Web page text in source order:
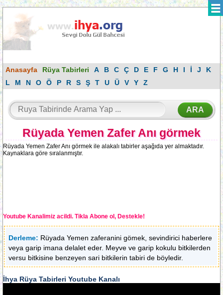
Anasayfa Rüya Tabirleri A B C Ç D E F G H I İ J
K
L
M N O Ö P R S Ş T U Ü V Y Z
Rüyada Yemen Zafer Anı görmek
Rüyada Yemen Zafer Anı görmek ile alakalı tabirler aşağıda yer almaktadır.
Kaynaklara göre sıralanmıştır.
Youtube Kanalimiz acildi. Tikla Abone ol, Destekle!
Derleme: Rüyada Yemen zaferanini gömek, sevindirici haberlere
veya garip imana delalet eder. Meyve ve garip kokulu bitkilerden
versu bitkisine benzeyen sari bitkilerin tabiri de böyledir.
İhya Rüya Tabirleri Youtube Kanalı